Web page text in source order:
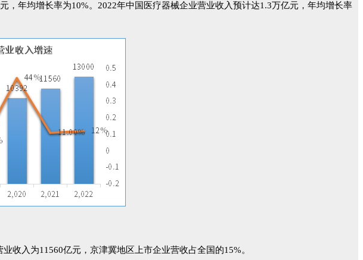
，年均增长率为10%。2022年中国医疗器械企业营业收入预计达1.3万亿元，年均增长率
收入为11560亿元，京津冀地区上市企业营收占全国的15%。